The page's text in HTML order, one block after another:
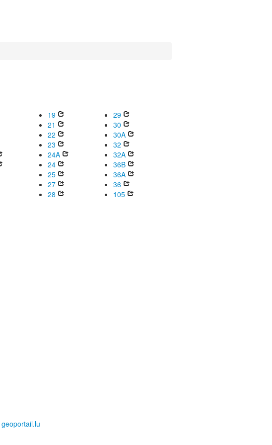
19
21
22
23
24A
24
25
27
28
29
30
30A
32
32A
36B
36A
36
105
geoportail.lu